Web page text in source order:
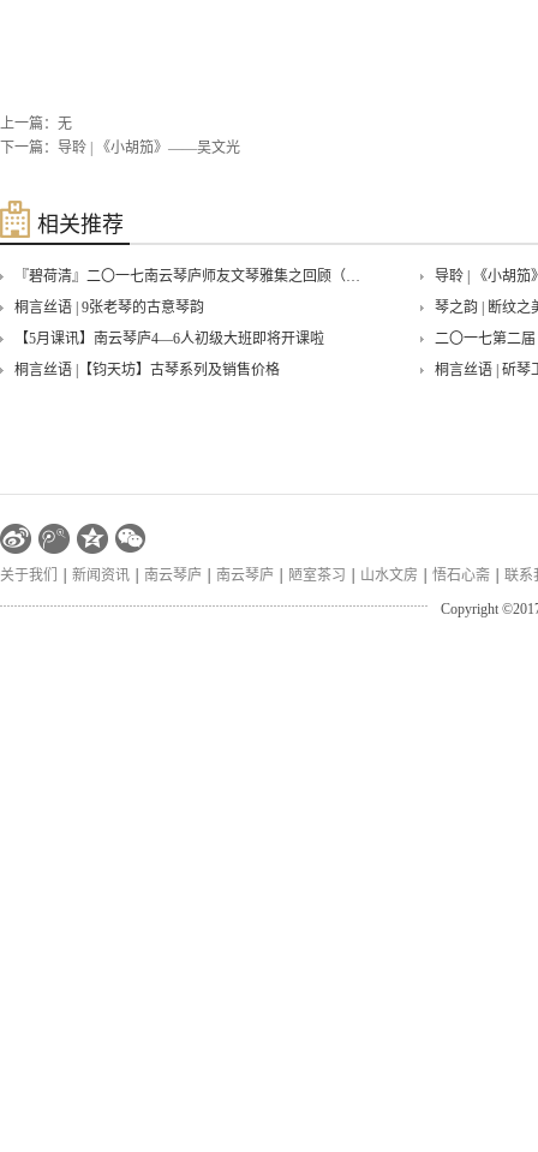
上一篇：无
下一篇： 导聆 | 《小胡笳》——吴文光
相关推荐
『碧荷清』二〇一七南云琴庐师友文琴雅集之回顾（一）
导聆 | 《小胡
桐言丝语 | 9张老琴的古意琴韵
琴之韵 | 断纹之
【5月课讯】南云琴庐4—6人初级大班即将开课啦
二〇一七第二
桐言丝语 |【钧天坊】古琴系列及销售价格
桐言丝语 | 斫琴
关于我们 新闻资讯 南云琴庐 南云琴庐 陋室茶习 山水文房 悟石心斋
联系
Copyright